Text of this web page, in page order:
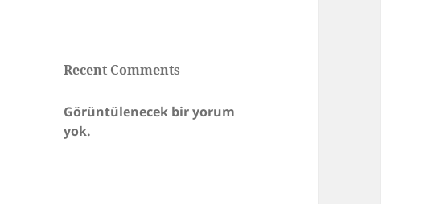
Recent Comments
Görüntülenecek bir yorum
yok.